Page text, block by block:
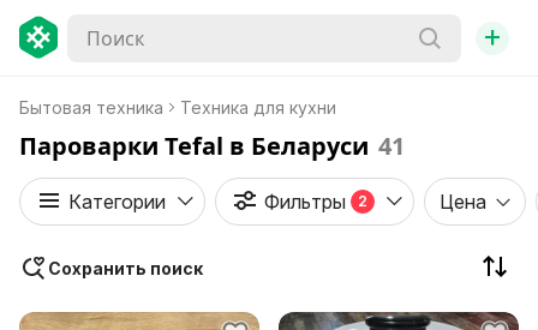
+
Бытовая техника Техника для кухни
Пароварки Tefal в Беларуси 41
Категории Фильтры 2 Цена
Сохранить поиск